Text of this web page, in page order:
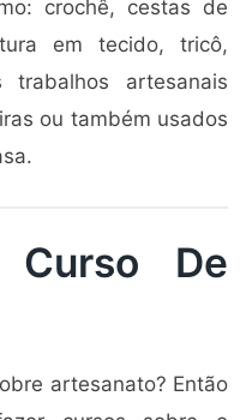
crochê, cestas de
em tecido, tricô,
artesanais
ou também usados
Curso De
artesanato? Então